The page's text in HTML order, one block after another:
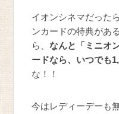
イオンシネマだった
ンカードの特典があ
ら、なんと「ミニオ
ードなら、いつでも
な！！
今はレディーデーも